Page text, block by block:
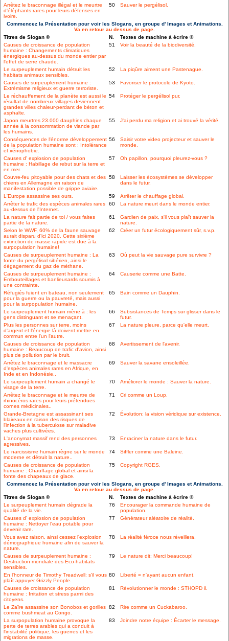
Arrêtez le braconnage illégal et le meurtre
d'éléphants rares pour leurs défenses en
ivoire.
50 Sauver le pergélisol.
Commencez la Présentation pour voir les Slogans, en groupe d' Images et Animations.
Va en retour au dessus de page.
Titres de Slogan ©
N.
Textes de machine à écrire ©
Causes de croissance de population
humaine : Changements climatiques
énergiques au-dessus du monde entier par
l'effet de serre chaude.
51 Voir la beauté de la biodiversité.
Le surpeuplement humain détruit les
habitats animaux sensibles.
52 La piqûre aiment une Pastenague.
Causes de surpeuplement humaine :
Extrémisme religieux et guerre terroriste.
53 Favoriser le protocole de Kyoto.
Le réchauffement de la planète est aussi le
résultat de nombreux villages deviennent
grandes villes chaleur-perdant de béton et
asphalte.
54 Protéger le pergélisol pur.
Japon meurtres 23.000 dauphins chaque
année à la consommation de viande par
les humains.
55 J'ai perdu ma religion et ai trouvé la vérité.
Conséquences de l'énorme développement
de la population humaine sont : Intolérance
et xénophobie.
56
Saisir votre video projecteur et sauver le
monde.
Causes d' explosion de population
humaine : Habillage de rebut sur la terre et
en mer.
57 Oh papillon, pourquoi pleurez-vous ?
Couvre-feu pitoyable pour des chats et des
chiens en Allemagne en raison de
manifestation possible de grippe aviaire.
58
Laisser les écosystèmes se développer
dans le futur.
L'Europe assassine ses ours. 59
Arrêter le chauffage global.
Arrêter le trafic des espèces animales rares
au-dessus de l'Internet.
60 La nature meurt dans le monde entier.
La nature fait partie de toi / vous faites
partie de la nature.
61
Gardien de paix, s'il vous plaît sauver la
nature.
Selon le WWF, 60% de la faune sauvage
aurait disparu d'ici 2020. Cette sixième
extinction de masse rapide est due à la
surpopulation humaine!
62 Créer un futur écologiquement sûr, s.v.p.
Causes de surpeuplement humaine : La
fonte du pergélisol sibérien, ainsi le
dégagement du gaz de méthane.
63 Où peut la vie sauvage pure survivre ?
Causes de surpeuplement humaine :
Embouteillages et banlieusards soumis à
une contrainte.
64 Causerie comme une Batte.
Réfugiés fuient en bateau, non seulement
pour la guerre ou la pauvreté, mais aussi
pour la surpopulation humaine.
65 Bain comme un Dauphin.
Le surpeuplement humain mène à : les
gens distinguant et se menaçant.
66
Subsistances de Temps sur glisser dans le
futur.
Plus les personnes sur terre, moins
d'argent et l'énergie là doivent mettre en
commun entre l'un l'autre.
67 La nature pleure, parce qu'elle meurt.
Causes de croissance de population
humaine : Beaucoup de trafic d'avion, ainsi
plus de pollution par le bruit.
68 Avertissement de l'avenir.
Arrêtez le braconnage et le massacre
d'espèces animales rares en Afrique, en
Inde et en Indonésie..
69 Sauver la savane ensoleillée.
Le surpeuplement humain a changé le
visage de la terre.
70 Améliorer le monde : Sauver la nature.
Arrêtez le braconnage et le meurtre de
rhinocéros rares pour leurs prétendues
cornes médicinales..
71 Cri comme un Loup.
Grande-Bretagne est assassinant ses
blaireaux en raison des risques de
l'infection à la tuberculose sur maladive
vaches plus cultivées.
72 Évolution: la vision véridique sur existence.
L'anonymat massif rend des personnes
agressives.
73 Enraciner la nature dans le futur.
Le narcissisme humain règne sur le monde
moderne et détruit la nature..
74 Siffler comme une Baleine.
Causes de croissance de population
humaine : Chauffage global et ainsi la
fonte des chapeaux de glace.
75 Copyright RGES.
Commencez la Présentation pour voir les Slogans, en groupe d' Images et Animations.
Va en retour au dessus de page.
Titres de Slogan ©
N.
Textes de machine à écrire ©
Le surpeuplement humain dégrade la
qualité de la vie.
76
Encourager la commande humaine de
population.
Causes d' explosion de population
humaine : Nettoyer l'eau potable pour
devenir rare.
77 Générateur aléatoire de réalité.
Vous avez raison, ainsi cessez l'explosion
démographique humaine afin de sauver la
nature.
78 La réalité féroce nous réveillera.
Causes de surpeuplement humaine :
Destruction mondiale des Eco-habitats
sensibles.
79 Le nature dit: Merci beaucoup!
En l'honneur de Timothy Treadwell: s'il vous
plaît appuyer Grizzly People.
80 Liberté = n'ayant aucun enfant.
Causes de croissance de population
humaine : Irritation et stress parmi des
citoyens.
81 Révolutionner le monde : STHOPD il.
Le Zaïre assassine son Bonobos et gorilles
comme bushmeat au Congo.
82 Rire comme un Cuckabaroo.
La surpopulation humaine provoque la
perte de terres arables qui a conduit à
l'instabilité politique, les guerres et les
migrations de masse.
83 Joindre notre équipe : Écarter le message.